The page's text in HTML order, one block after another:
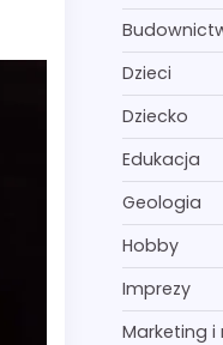
Dzieci
Dziecko
Edukacja
Geologia
Hobby
Imprezy
Marketing i